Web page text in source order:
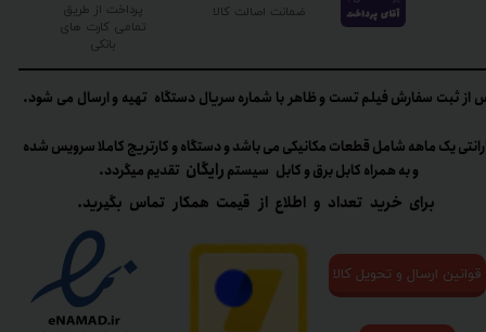
پرداخت از طریق
تمامی کارت های
بانکی
ضمانت اصالت کالا
برای خرید تعداد و اطلاع از قیمت همکار تماس بگیرید.
از ثبت سفارش فیلم تست و ظاهر با شماره سریال دستگاه تهیه و ارسال می شود.
یک ماهه شامل قطعات مکانیکی می باشد و دستگاه و کارتریج کاملا سرویس شده
و به همراه کابل برق و کابل سیستم رایگان تقدیم میگردد.​​​​​​​
قوانین ارسال و تحویل کالا